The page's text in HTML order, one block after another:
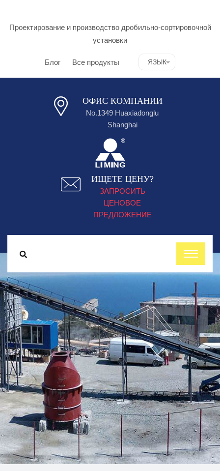
Проектирование и производство дробильно-сортировочной
установки
Блог Все продукты ЯЗЫК
ОФИС КОМПАНИИ
No.1349 Huaxiadonglu
Shanghai
ИЩЕТЕ ЦЕНУ?
ЗАПРОСИТЬ
ЦЕНОВОЕ
ПРЕДЛОЖЕНИЕ